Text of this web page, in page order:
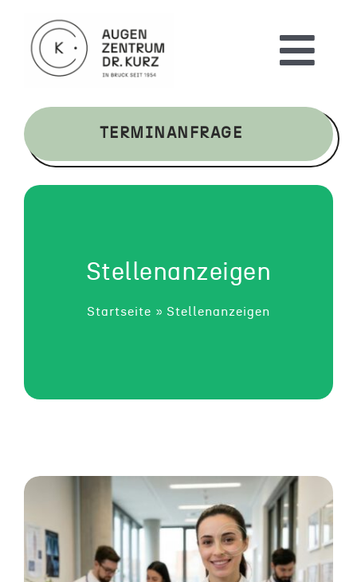
content
Praxis
Behandlungen
TERMINANFRAGE
Stellenanzeigen
Startseite » Stellenanzeigen